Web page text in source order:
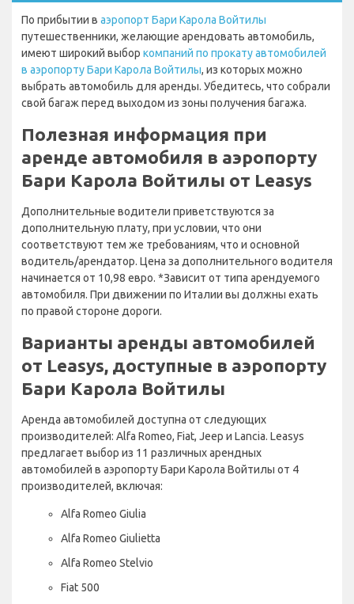
По прибытии в аэропорт Бари Карола Войтилы
путешественники, желающие арендовать автомобиль,
имеют широкий выбор компаний по прокату автомобилей
в аэропорту Бари Карола Войтилы, из которых можно
выбрать автомобиль для аренды. Убедитесь, что собрали
свой багаж перед выходом из зоны получения багажа.
Полезная информация при
аренде автомобиля в аэропорту
Бари Карола Войтилы от Leasys
Дополнительные водители приветствуются за
дополнительную плату, при условии, что они
соответствуют тем же требованиям, что и основной
водитель/арендатор. Цена за дополнительного водителя
начинается от 10,98 евро. *Зависит от типа арендуемого
автомобиля. При движении по Италии вы должны ехать
по правой стороне дороги.
Варианты аренды автомобилей
от Leasys, доступные в аэропорту
Бари Карола Войтилы
Аренда автомобилей доступна от следующих
производителей: Alfa Romeo, Fiat, Jeep и Lancia. Leasys
предлагает выбор из 11 различных арендных
автомобилей в аэропорту Бари Карола Войтилы от 4
производителей, включая:
Alfa Romeo Giulia
Alfa Romeo Giulietta
Alfa Romeo Stelvio
Fiat 500